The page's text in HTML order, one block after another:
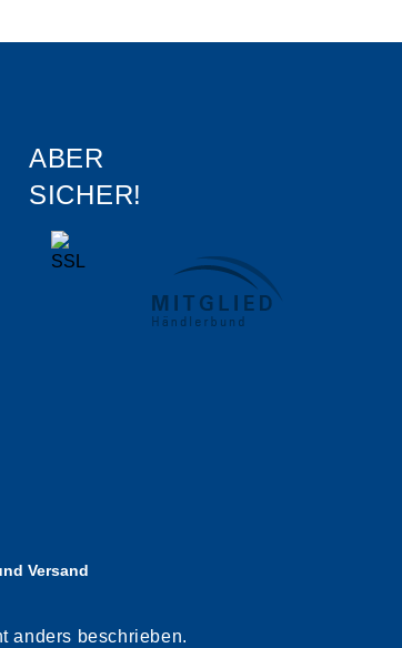
ABER
SICHER!
Versand
anders beschrieben.